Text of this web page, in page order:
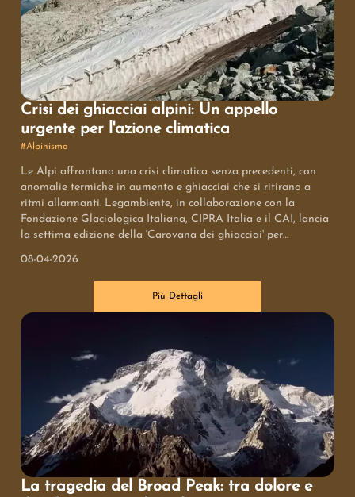
Crisi dei ghiacciai alpini: Un appello
urgente per l'azione climatica
#Alpinismo
Le Alpi affrontano una crisi climatica senza precedenti, con
anomalie termiche in aumento e ghiacciai che si ritirano a
ritmi allarmanti. Legambiente, in collaborazione con la
Fondazione Glaciologica Italiana, CIPRA Italia e il CAI, lancia
la settima edizione della 'Carovana dei ghiacciai' per
bene comune fondamentale per l'equilibrio idrico e climatico
08-04-2026
Più Dettagli
La tragedia del Broad Peak: tra dolore e